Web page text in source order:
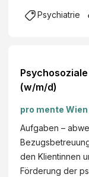
Psychiatrie
(w/m/d)
pro mente Wien
Aufgaben –
den Klientinnen
Förderung der